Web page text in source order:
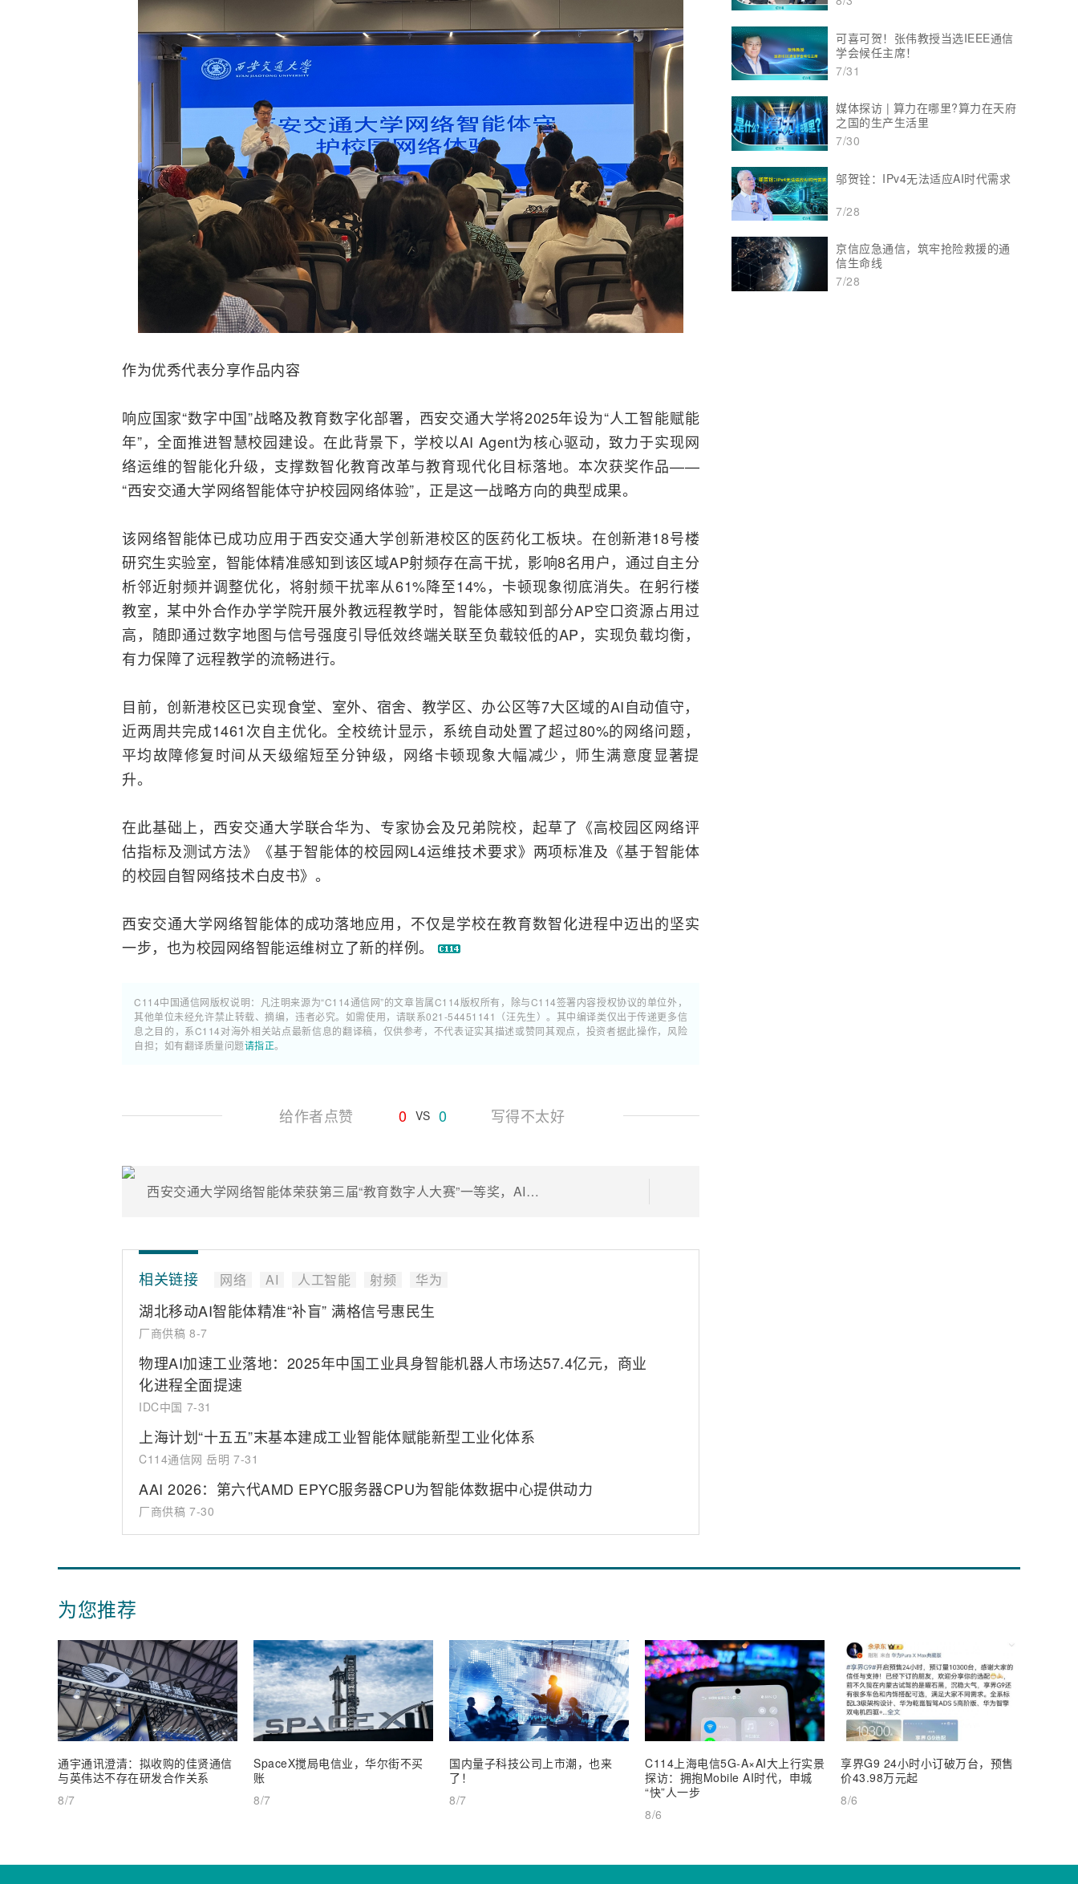
作为优秀代表分享作品内容
响应国家“数字中国”战略及教育数字化部署，西安交通大学将2025年设为“人工智能赋能
年”，全面推进智慧校园建设。在此背景下，学校以AI Agent为核心驱动，致力于实现网
络运维的智能化升级，支撑数智化教育改革与教育现代化目标落地。本次获奖作品——
“西安交通大学网络智能体守护校园网络体验”，正是这一战略方向的典型成果。
该网络智能体已成功应用于西安交通大学创新港校区的医药化工板块。在创新港18号楼
研究生实验室，智能体精准感知到该区域AP射频存在高干扰，影响8名用户，通过自主分
析邻近射频并调整优化，将射频干扰率从61%降至14%，卡顿现象彻底消失。在躬行楼
教室，某中外合作办学学院开展外教远程教学时，智能体感知到部分AP空口资源占用过
高，随即通过数字地图与信号强度引导低效终端关联至负载较低的AP，实现负载均衡，
有力保障了远程教学的流畅进行。
目前，创新港校区已实现食堂、室外、宿舍、教学区、办公区等7大区域的AI自动值守，
近两周共完成1461次自主优化。全校统计显示，系统自动处置了超过80%的网络问题，
平均故障修复时间从天级缩短至分钟级，网络卡顿现象大幅减少，师生满意度显著提
升。
在此基础上，西安交通大学联合华为、专家协会及兄弟院校，起草了《高校园区网络评
估指标及测试方法》《基于智能体的校园网L4运维技术要求》两项标准及《基于智能体
的校园自智网络技术白皮书》。
西安交通大学网络智能体的成功落地应用，不仅是学校在教育数智化进程中迈出的坚实
一步，也为校园网络智能运维树立了新的样例。
C114中国通信网版权说明：凡注明来源为“C114通信网”的文章皆属C114版权所有，除与C114签署内容授权协议的单位外，
其他单位未经允许禁止转载、摘编，违者必究。如需使用，请联系021-54451141（汪先生）。其中编译类仅出于传递更多信
息之目的，系C114对海外相关站点最新信息的翻译稿，仅供参考，不代表证实其描述或赞同其观点，投资者据此操作，风险
自担；如有翻译质量问题请指正。
给作者点赞 0 VS 0 写得不太好
西安交通大学网络智能体荣获第三届“教育数字人大赛”一等奖，AI值守守护校园网体验，迈向高校自智网络
相关链接 网络 AI 人工智能 射频 华为
湖北移动AI智能体精准“补盲” 满格信号惠民生
厂商供稿 8-7
物理AI加速工业落地：2025年中国工业具身智能机器人市场达57.4亿元，商业
化进程全面提速
IDC中国 7-31
上海计划“十五五”末基本建成工业智能体赋能新型工业化体系
C114通信网 岳明 7-31
AAI 2026：第六代AMD EPYC服务器CPU为智能体数据中心提供动力
厂商供稿 7-30
可喜可贺！张伟教授当选IEEE通信
学会候任主席！
7/31
媒体探访 | 算力在哪里?算力在天府
之国的生产生活里
7/30
邬贺铨：IPv4无法适应AI时代需求
7/28
京信应急通信，筑牢抢险救援的通
信生命线
7/28
为您推荐
通宇通讯澄清：拟收购的佳贤通信
与英伟达不存在研发合作关系
8/7
SpaceX搅局电信业，华尔街不买
账
8/7
国内量子科技公司上市潮，也来
了！
8/7
C114上海电信5G-A×AI大上行实景
探访：拥抱Mobile AI时代，申城
“快”人一步
8/6
享界G9 24小时小订破万台，预售
价43.98万元起
8/6